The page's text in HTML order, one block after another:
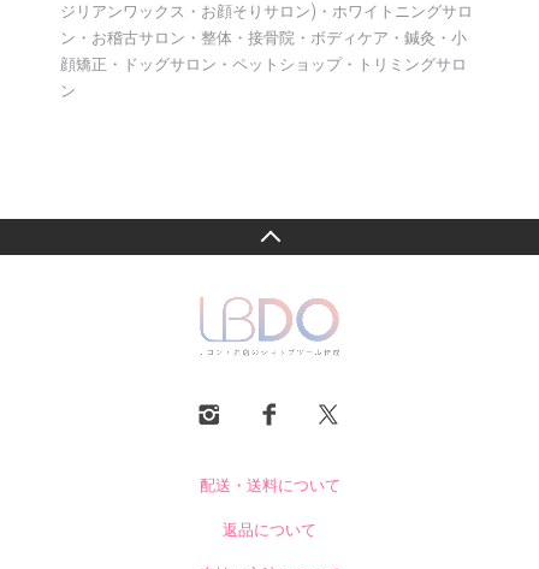
ジリアンワックス・お顔そりサロン)・ホワイトニングサロ
ン・お稽古サロン・整体・接骨院・ボディケア・鍼灸・小
顔矯正・ドッグサロン・ペットショップ・トリミングサロ
ン
配送・送料について
返品について